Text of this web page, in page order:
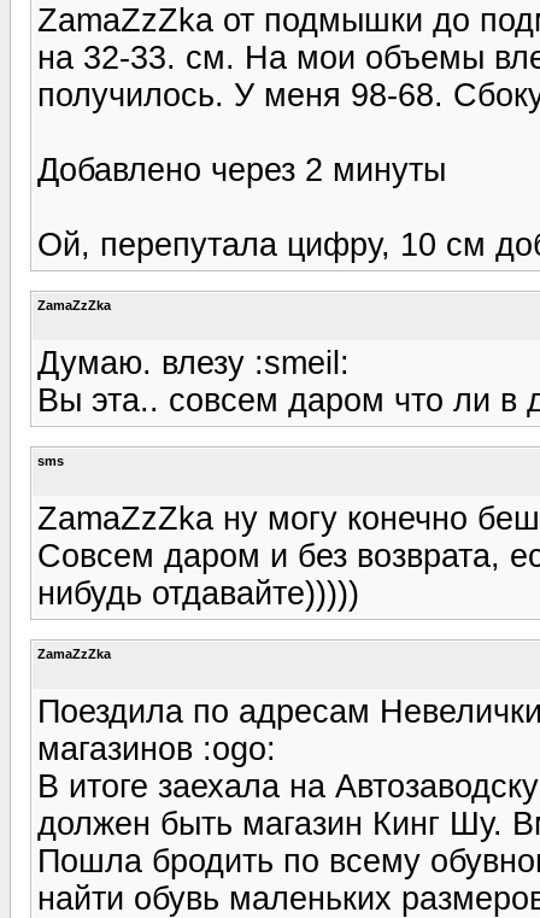
ZamaZzZka от подмышки до
на 32-33. см. На мои объемы
получилось. У меня 98-68.
Добавлено через 2 минуты
Ой, перепутала цифру, 10 см
ZamaZzZka
Думаю. влезу :smeil:
Вы эта.. совсем даром что ли в
sms
ZamaZzZka ну могу конечно
Совсем даром и без возврата,
нибудь отдавайте)))))
ZamaZzZka
Поездила по адресам
магазинов :ogo:
В итоге заехала на
должен быть магазин Кинг Шу.
Пошла бродить по всему
найти обувь маленьких